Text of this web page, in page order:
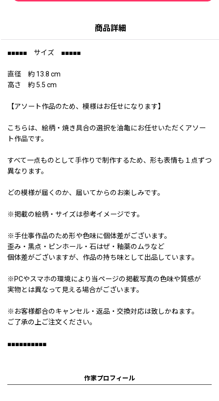
商品詳細
■■■■■ サイズ ■■■■■
直径 約 13.8 cm
高さ 約 5.5 cm
【アソート作品のため、模様はお任せになります】
こちらは、絵柄・焼き具合の選択を油亀にお任せいただくアソー
ト作品です。
すべて一点ものとして手作りで制作するため、形も表情も１点ずつ
異なります。
どの模様が届くのか、届いてからのお楽しみです。
※掲載の絵柄・サイズは参考イメージです。
※手仕事作品のため形や色味に個体差がございます。
歪み・黒点・ピンホール・石はぜ・釉薬のムラなど
個体差がございますが、作品の持ち味として出品しています。
※PCやスマホの環境により当ページの掲載写真の色味や質感が
実物とは異なって見える場合がございます。
※お客様都合のキャンセル・返品・交換対応は致しかねます。
ご了承の上ご注文ください。
■■■■■■■■■■
作家プロフィール